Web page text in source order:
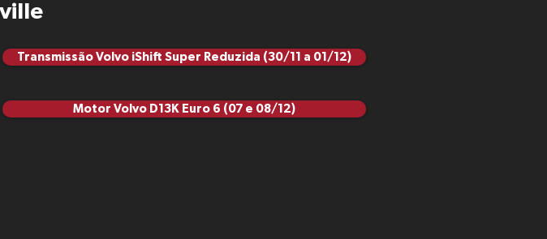
Transmissão Volvo iShift Super Reduzida (30/11 a 01/12)
Motor Volvo D13K Euro 6 (07 e 08/12)